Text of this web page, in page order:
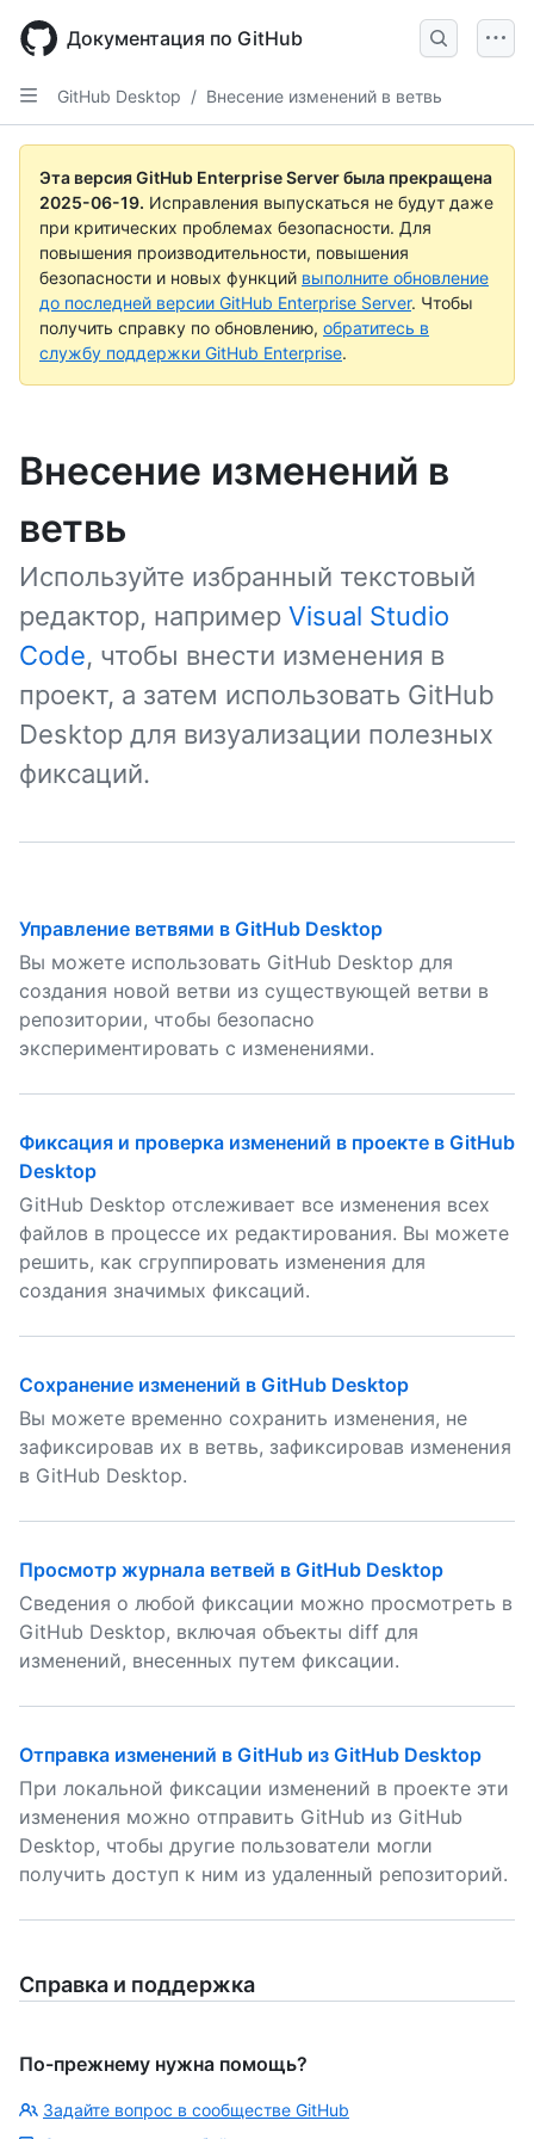
main
content
Документация по GitHub
GitHub Desktop / Внесение изменений в ветвь
Эта версия GitHub Enterprise Server была прекращена
2025-06-19. Исправления выпускаться не будут даже
при критических проблемах безопасности. Для
повышения производительности, повышения
безопасности и новых функций выполните обновление
до последней версии GitHub Enterprise Server. Чтобы
получить справку по обновлению, обратитесь в
службу поддержки GitHub Enterprise.
Внесение изменений в
ветвь
Используйте избранный текстовый
редактор, например Visual Studio
Code, чтобы внести изменения в
проект, а затем использовать GitHub
Desktop для визуализации полезных
фиксаций.
Управление ветвями в GitHub Desktop
Вы можете использовать GitHub Desktop для
создания новой ветви из существующей ветви в
репозитории, чтобы безопасно
экспериментировать с изменениями.
Фиксация и проверка изменений в проекте в GitHub
Desktop
GitHub Desktop отслеживает все изменения всех
файлов в процессе их редактирования. Вы можете
решить, как сгруппировать изменения для
создания значимых фиксаций.
Сохранение изменений в GitHub Desktop
Вы можете временно сохранить изменения, не
зафиксировав их в ветвь, зафиксировав изменения
в GitHub Desktop.
Просмотр журнала ветвей в GitHub Desktop
Сведения о любой фиксации можно просмотреть в
GitHub Desktop, включая объекты diff для
изменений, внесенных путем фиксации.
Отправка изменений в GitHub из GitHub Desktop
При локальной фиксации изменений в проекте эти
изменения можно отправить GitHub из GitHub
Desktop, чтобы другие пользователи могли
получить доступ к ним из удаленный репозиторий.
Справка и поддержка
По-прежнему нужна помощь?
Задайте вопрос в сообществе GitHub